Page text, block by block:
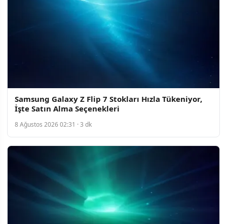
Samsung Galaxy Z Flip 7 Stokları Hızla Tükeniyor,
İşte Satın Alma Seçenekleri
8 Ağustos 2026 02:31 · 3 dk